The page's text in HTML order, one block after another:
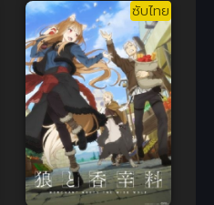
ซับไทย